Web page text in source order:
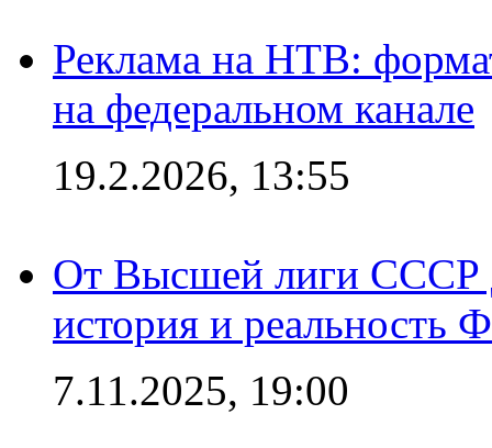
Реклама на НТВ:
на федеральном канале
19.2.2026, 13:55
От Высшей лиги СССР
история и реальность
7.11.2025, 19:00